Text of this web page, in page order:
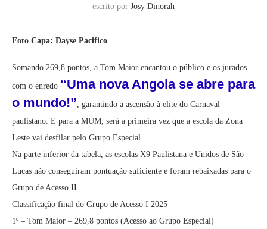
escrito por Josy Dinorah
Foto Capa: Dayse Pacifico
Somando 269,8 pontos, a Tom Maior encantou o público e os jurados
com o enredo “Uma nova Angola se abre para
o mundo!”, garantindo a ascensão à elite do Carnaval
paulistano. E para a MUM, será a primeira vez que a escola da Zona
Leste vai desfilar pelo Grupo Especial.
Na parte inferior da tabela, as escolas X9 Paulistana e Unidos de São
Lucas não conseguiram pontuação suficiente e foram rebaixadas para o
Grupo de Acesso II.
Classificação final do Grupo de Acesso I 2025
1º – Tom Maior – 269,8 pontos (Acesso ao Grupo Especial)